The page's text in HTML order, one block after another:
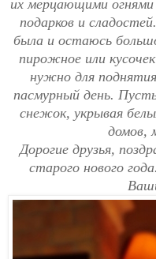
их мерцающими огнями
подарков и сладостей.
была и остаюсь
пирожное или
нужно для
пасмурный день.
снежок, укрывая
домов,
Дорогие друзья,
старого нового